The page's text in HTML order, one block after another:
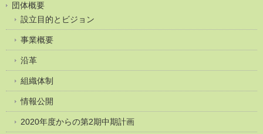
団体概要
設立目的とビジョン
事業概要
沿革
組織体制
情報公開
2020年度からの第2期中期計画